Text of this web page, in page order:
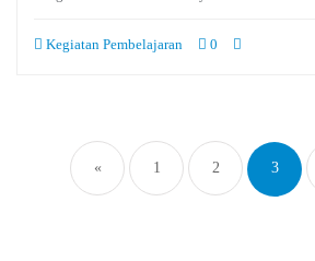
Kegiatan Pembelajaran 0
pos
« 1 2 3